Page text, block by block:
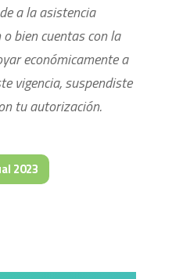
a la asistencia
bien cuentas con la
económicamente a
vigencia, suspendiste
tu autorización.
2023